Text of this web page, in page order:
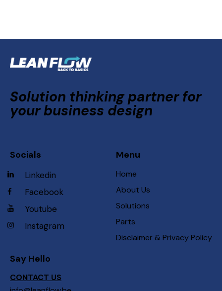
Solution thinking partner for
your business design
Socials
Linkedin
Facebook
Youtube
Instagram
Menu
Home
About Us
Solutions
Parts
Disclaimer & Privacy Policy
Say Hello
CONTACT US